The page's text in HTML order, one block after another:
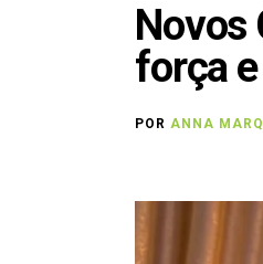
Novos
força
POR ANNA